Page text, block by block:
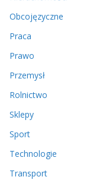
Obcojęzyczne
Praca
Prawo
Przemysł
Rolnictwo
Sklepy
Sport
Technologie
Transport